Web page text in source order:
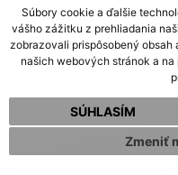
Súbory cookie a ďalšie
vášho zážitku z prehliadania
zobrazovali prispôsobený
našich webových stránok a
SÚHLASÍM
Zmeniť
Obecná
Dôležité